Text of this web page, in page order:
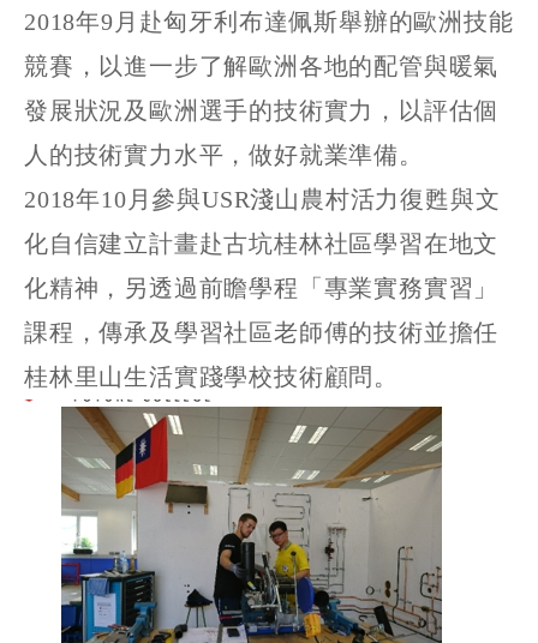
2018年9月赴匈牙利布達佩斯舉辦的歐洲技能
競賽，以進一步了解歐洲各地的配管與暖氣
發展狀況及歐洲選手的技術實力，以評估個
人的技術實力水平，做好就業準備。
2018年10月參與USR淺山農村活力復甦與文
化自信建立計畫赴古坑桂林社區學習在地文
化精神，另透過前瞻學程「專業實務實習」
課程，傳承及學習社區老師傅的技術並擔任
桂林里山生活實踐學校技術顧問。